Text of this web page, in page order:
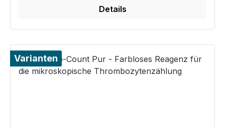
Details
Varianten